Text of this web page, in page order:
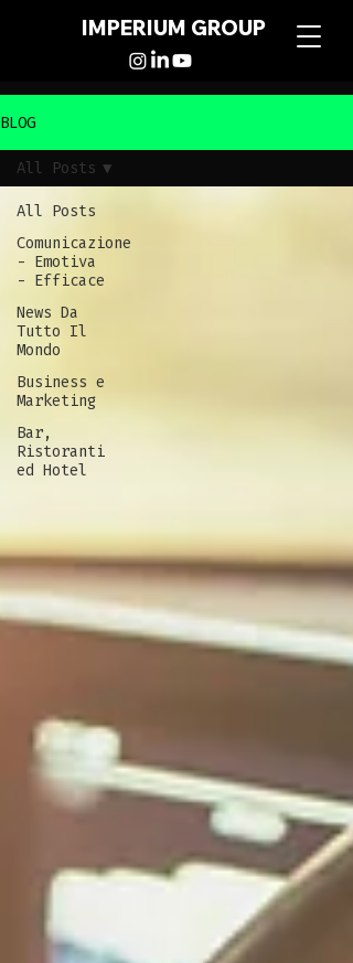
IMPERIUM GROUP
BLOG
All Posts
Comunicazione
- Emotiva
- Efficace
News Da
Tutto Il
Mondo
Business e
Marketing
Bar,
Ristoranti
ed Hotel
All Posts